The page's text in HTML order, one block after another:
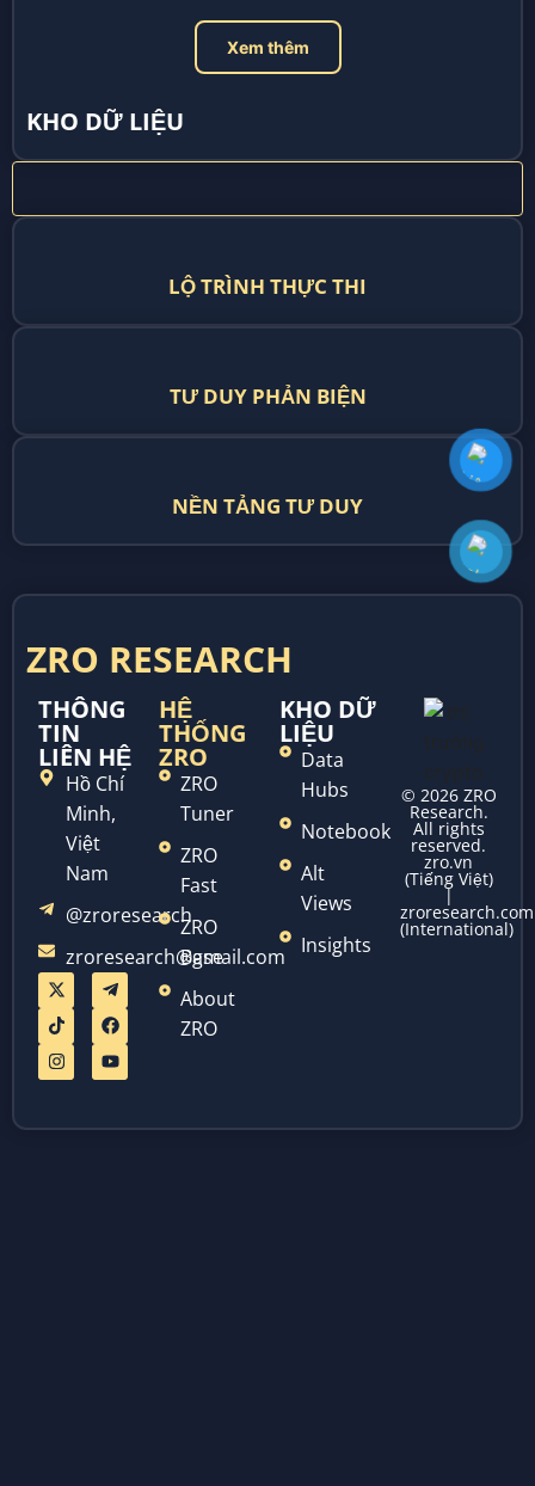
Xem thêm
KHO DỮ LIỆU
LỘ TRÌNH THỰC THI
TƯ DUY PHẢN BIỆN
NỀN TẢNG TƯ DUY
ZRO RESEARCH
THÔNG
TIN
LIÊN HỆ
Hồ Chí
Minh,
Việt
Nam
@zroresearch
zroresearch@gmail.com
HỆ
THỐNG
ZRO
ZRO
Tuner
ZRO
Fast
ZRO
Base
About
ZRO
KHO DỮ
LIỆU
Data
Hubs
Notebook
Alt
Views
Insights
© 2026 ZRO
Research.
All rights
reserved.
zro.vn
(Tiếng Việt)
|
zroresearch.com
(International)